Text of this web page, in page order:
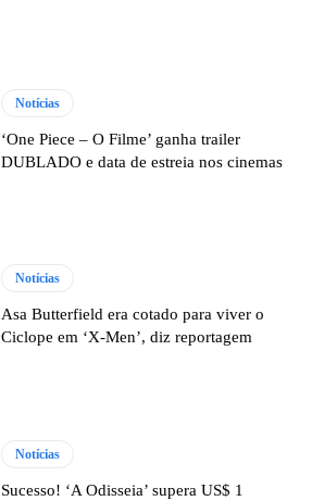
Notícias
‘One Piece – O Filme’ ganha trailer
DUBLADO e data de estreia nos cinemas
Notícias
Asa Butterfield era cotado para viver o
Ciclope em ‘X-Men’, diz reportagem
Notícias
Sucesso! ‘A Odisseia’ supera US$ 1